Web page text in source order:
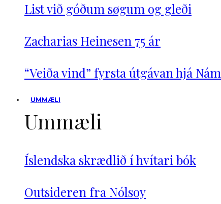
List við góðum søgum og gleði
Zacharias Heinesen 75 ár
“Veiða vind” fyrsta útgávan hjá Nám
UMMÆLI
Ummæli
Íslendska skrædlið í hvítari bók
Outsideren fra Nólsoy